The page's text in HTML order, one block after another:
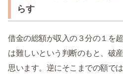
らす
借金の総額が収入の３分の１を
は難しいという判断のもと、破
思います。逆にそこまでの額で